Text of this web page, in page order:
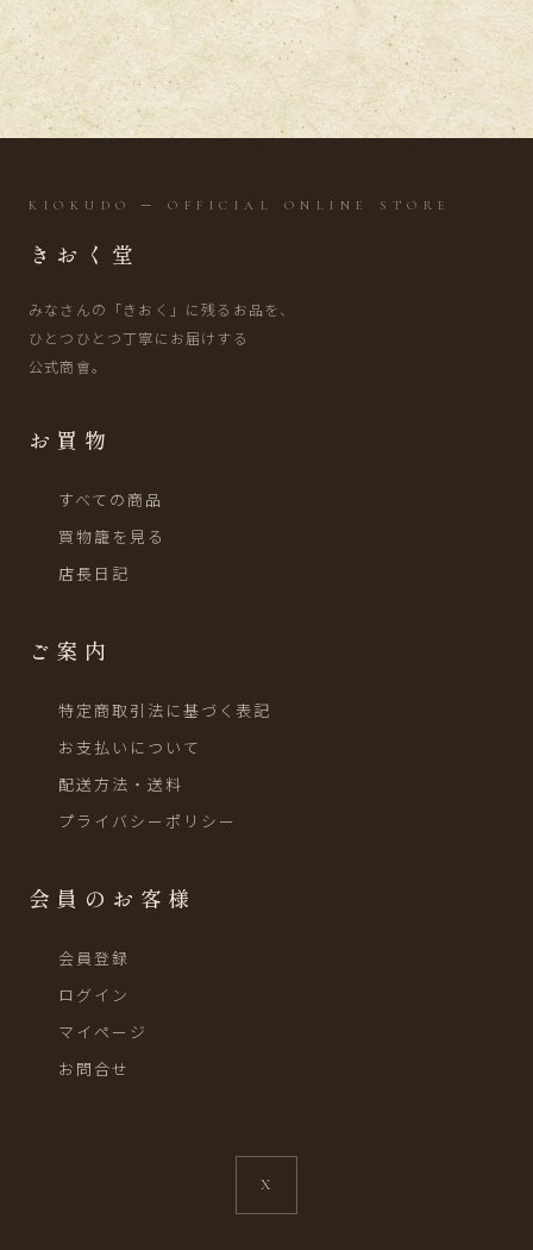
KIOKUDO ─ OFFICIAL ONLINE STORE
きおく堂
みなさんの「きおく」に残るお品を、
ひとつひとつ丁寧にお届けする
公式商會。
お買物
すべての商品
買物籠を見る
店長日記
ご案内
特定商取引法に基づく表記
お支払いについて
配送方法・送料
プライバシーポリシー
会員のお客様
会員登録
ログイン
マイページ
お問合せ
X